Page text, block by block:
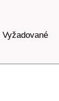
Vyžadované